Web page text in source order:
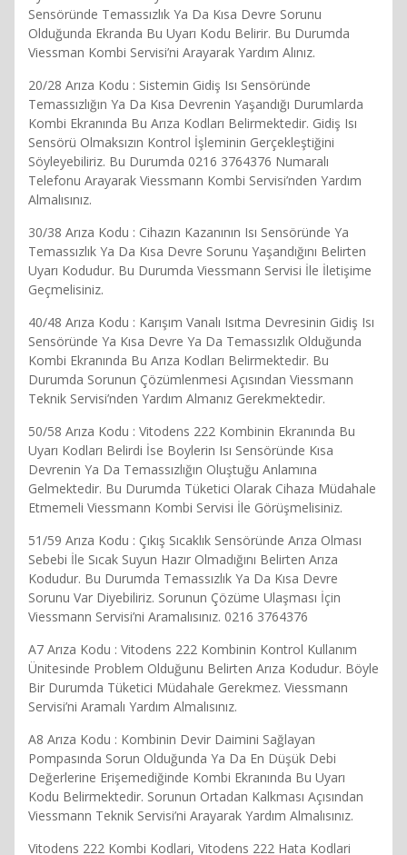
Sensöründe Temassızlık Ya Da Kısa Devre Sorunu
Olduğunda Ekranda Bu Uyarı Kodu Belirir. Bu Durumda
Viessman Kombi Servisi’ni Arayarak Yardım Alınız.
20/28 Arıza Kodu : Sistemin Gidiş Isı Sensöründe
Temassızlığın Ya Da Kısa Devrenin Yaşandığı Durumlarda
Kombi Ekranında Bu Arıza Kodları Belirmektedir. Gidiş Isı
Sensörü Olmaksızın Kontrol İşleminin Gerçekleştiğini
Söyleyebiliriz. Bu Durumda 0216 3764376 Numaralı
Telefonu Arayarak Viessmann Kombi Servisi’nden Yardım
Almalısınız.
30/38 Arıza Kodu : Cihazın Kazanının Isı Sensöründe Ya
Temassızlık Ya Da Kısa Devre Sorunu Yaşandığını Belirten
Uyarı Kodudur. Bu Durumda Viessmann Servisi İle İletişime
Geçmelisiniz.
40/48 Arıza Kodu : Karışım Vanalı Isıtma Devresinin Gidiş Isı
Sensöründe Ya Kısa Devre Ya Da Temassızlık Olduğunda
Kombi Ekranında Bu Arıza Kodları Belirmektedir. Bu
Durumda Sorunun Çözümlenmesi Açısından Viessmann
Teknik Servisi’nden Yardım Almanız Gerekmektedir.
50/58 Arıza Kodu : Vitodens 222 Kombinin Ekranında Bu
Uyarı Kodları Belirdi İse Boylerin Isı Sensöründe Kısa
Devrenin Ya Da Temassızlığın Oluştuğu Anlamına
Gelmektedir. Bu Durumda Tüketici Olarak Cihaza Müdahale
Etmemeli Viessmann Kombi Servisi İle Görüşmelisiniz.
51/59 Arıza Kodu : Çıkış Sıcaklık Sensöründe Arıza Olması
Sebebi İle Sıcak Suyun Hazır Olmadığını Belirten Arıza
Kodudur. Bu Durumda Temassızlık Ya Da Kısa Devre
Sorunu Var Diyebiliriz. Sorunun Çözüme Ulaşması İçin
Viessmann Servisi’ni Aramalısınız. 0216 3764376
A7 Arıza Kodu : Vitodens 222 Kombinin Kontrol Kullanım
Ünitesinde Problem Olduğunu Belirten Arıza Kodudur. Böyle
Bir Durumda Tüketici Müdahale Gerekmez. Viessmann
Servisi’ni Aramalı Yardım Almalısınız.
A8 Arıza Kodu : Kombinin Devir Daimini Sağlayan
Pompasında Sorun Olduğunda Ya Da En Düşük Debi
Değerlerine Erişemediğinde Kombi Ekranında Bu Uyarı
Kodu Belirmektedir. Sorunun Ortadan Kalkması Açısından
Viessmann Teknik Servisi’ni Arayarak Yardım Almalısınız.
Vitodens 222 Kombi Kodlari, Vitodens 222 Hata Kodlari